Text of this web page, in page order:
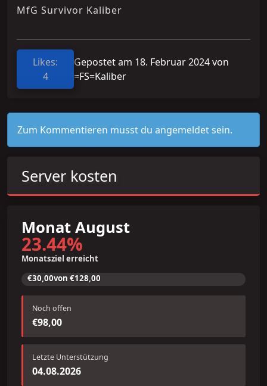
MfG Survivor Kaliber
Likes:
4
Gepostet am 18. Februar 2024 von
=FS=Kaliber
Zum Kommentieren musst du angemeldet sein.
Server kosten
Monat August
23.44%
Monatsziel erreicht
€30,00von €128,00
Noch offen
€98,00
Letzte Unterstützung
04.08.2026